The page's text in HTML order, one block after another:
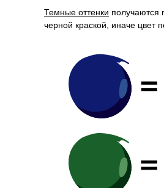
Темные оттенки получаются
черной краской, иначе цвет